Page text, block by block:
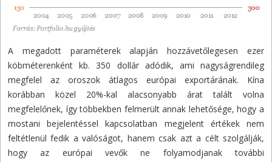
A megadott paraméterek alapján hozzávetőlegesen ezer
köbméterenként kb. 350 dollár adódik, ami nagyságrendileg
megfelel az oroszok átlagos európai exportárának. Kína
korábban közel 20%-kal alacsonyabb árat talált volna
megfelelőnek, így többekben felmerült annak lehetősége, hogy a
mostani bejelentéssel kapcsolatban megjelent értékek nem
feltétlenül fedik a valóságot, hanem csak azt a célt szolgálják,
hogy az európai vevők ne folyamodjanak további